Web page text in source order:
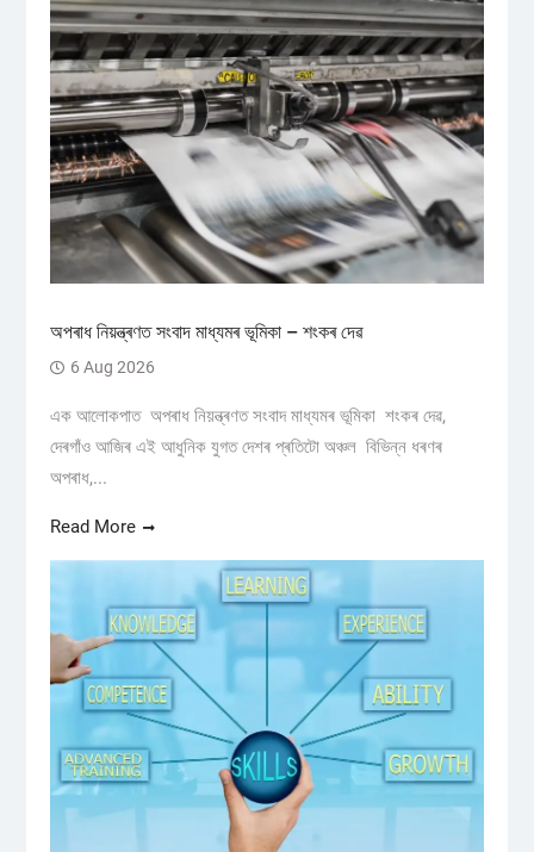
অপৰাধ নিয়ন্ত্ৰণত সংবাদ মাধ্যমৰ ভূমিকা – শংকৰ দেৱ
6 Aug 2026
এক আলোকপাত অপৰাধ নিয়ন্ত্ৰণত সংবাদ মাধ্যমৰ ভূমিকা শংকৰ দেৱ,
দেৰগাঁও আজিৰ এই আধুনিক যুগত দেশৰ প্ৰতিটো অঞ্চল বিভিন্ন ধৰণৰ
অপৰাধ,...
Read More